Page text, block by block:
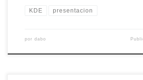
KDE presentacion
por dabo